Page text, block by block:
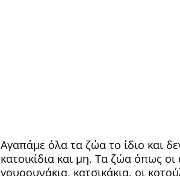
Αγαπάμε όλα τα ζώα το ίδιο και
κατοικίδια και μη. Τα ζώα όπως οι
γουρουνάκια, κατσικάκια, οι